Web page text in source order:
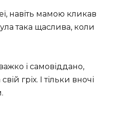
навіть мамою кликав
така щаслива, коли
і самовіддано,
гріх. І тільки вночі